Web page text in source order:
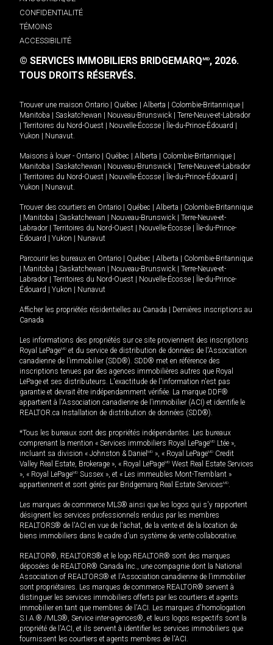
CONFIDENTIALITÉ
TÉMOINS
ACCESSIBILITÉ
© SERVICES IMMOBILIERS BRIDGEMARQMD, 2026.
TOUS DROITS RÉSERVÉS.
Trouver une maison Ontario Québec Alberta Colombie-Britannique
Manitoba
Saskatchewan Nouveau-Brunswick
Terre-Neuve-et-Labrador
Territoires du Nord-Ouest Nouvelle-Écosse Île-du-Prince-Édouard
Yukon
Nunavut.
Maisons à louer - Ontario Québec Alberta Colombie-Britannique
Manitoba
Saskatchewan Nouveau-Brunswick
Terre-Neuve-et-Labrador
Territoires du Nord-Ouest Nouvelle-Écosse Île-du-Prince-Édouard
Yukon
Nunavut.
Trouver des courtiers en Ontario Québec Alberta
Colombie-Britannique
Manitoba Saskatchewan Nouveau-Brunswick
Terre-Neuve-et-
Labrador
Territoires du Nord-Ouest Nouvelle-Écosse
Île-du-Prince-
Édouard
Yukon Nunavut
Parcourir les bureaux en Ontario Québec Alberta
Colombie-Britannique
Manitoba Saskatchewan Nouveau-Brunswick
Terre-Neuve-et-
Labrador
Territoires du Nord-Ouest Nouvelle-Écosse
Île-du-Prince-
Édouard
Yukon Nunavut
Afficher les propriétés résidentielles au Canada
Dernières inscriptions au
Canada
Les informations des propriétés sur ce site proviennent des inscriptions
Royal LePageMD et du service de distribution de données de l'Association
canadienne de l’immobilier (SDD®). SDD® met en référence des
inscriptions tenues par des agences immobilières autres que Royal
LePage et ses distributeurs. L'exactitude de l'information n'est pas
garantie et devrait être indépendamment vérifiée. La marque DDF®
appartient à l'Association canadienne de l’immobilier (ACI) et identifie le
REALTOR.ca Installation de distribution de données (SDD®).
*Tous les bureaux sont des propriétés indépendantes. Les bureaux
comprenant la mention « Services immobiliers Royal LePageMD Ltée »,
incluant sa division « Johnston & Daniel MD », « Royal LePageMD Credit
Valley Real Estate, Brokerage », « Royal LePageMD West Real Estate Services
», « Royal LePageMD Sussex », et « Les immeubles Mont-Tremblant »
appartiennent et sont gérés par Bridgemarq Real Estate ServicesMD.
Les marques de commerce MLS® ainsi que les logos qui s'y rapportent
désignent les services professionnels rendus par les membres
REALTORS® de l'ACI en vue de l'achat, de la vente et de la location de
biens immobiliers dans le cadre d'un système de vente collaborative.
REALTOR®, REALTORS® et le logo REALTOR® sont des marques
déposées de REALTOR® Canada Inc., une compagnie dont la National
Association of REALTORS® et l'Association canadienne de l’immobilier
sont propriétaires. Les marques de commerce REALTOR® servent à
distinguer les services immobiliers offerts par les courtiers et agents
immobilier en tant que membres de l'ACI. Les marques d'homologation
S.I.A.® /MLS®, Service inter-agences®, et leurs logos respectifs sont la
propriété de l'ACI, et ils servent à identifier les services immobiliers que
fournissent les courtiers et agents membres de l'ACI.